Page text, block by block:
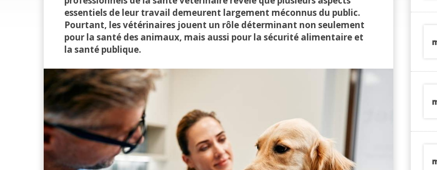
essentiels de leur travail demeurent largement méconnus du public.
Pourtant, les vétérinaires jouent un rôle déterminant non seulement
pour la santé des animaux, mais aussi pour la sécurité alimentaire et
la santé publique.